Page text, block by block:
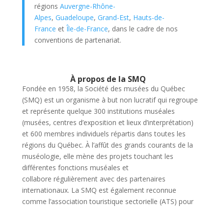
régions Auvergne-Rhône-
Alpes, Guadeloupe, Grand-Est, Hauts-de-
France et Île-de-France, dans le cadre de nos
conventions de partenariat.
À propos de la SMQ
Fondée en 1958, la Société des musées du Québec
(SMQ) est un organisme à but non lucratif qui regroupe
et représente quelque 300 institutions muséales
(musées, centres d’exposition et lieux d’interprétation)
et 600 membres individuels répartis dans toutes les
régions du Québec. À l’affût des grands courants de la
muséologie, elle mène des projets touchant les
différentes fonctions muséales et
collabore régulièrement avec des partenaires
internationaux. La SMQ est également reconnue
comme l’association touristique sectorielle (ATS) pour